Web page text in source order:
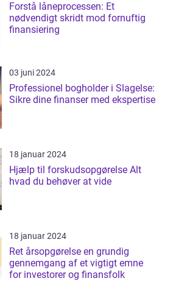
Forstå låneprocessen: Et
nødvendigt skridt mod fornuftig
finansiering
03 juni 2024
Professionel bogholder i Slagelse:
Sikre dine finanser med ekspertise
18 januar 2024
Hjælp til forskudsopgørelse Alt
hvad du behøver at vide
18 januar 2024
Ret årsopgørelse en grundig
gennemgang af et vigtigt emne
for investorer og finansfolk